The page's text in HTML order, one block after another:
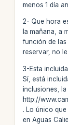
menos 1 día
2- Que hora
la mañana, a
función de las
reservar, no
3-Esta
Sí, está
inclusiones,
http://
. Lo único
en Aguas